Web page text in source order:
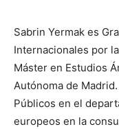
Sabrin Yermak es
Internacionales por
Máster en Estudios
Autónoma de
Públicos en el
europeos en la